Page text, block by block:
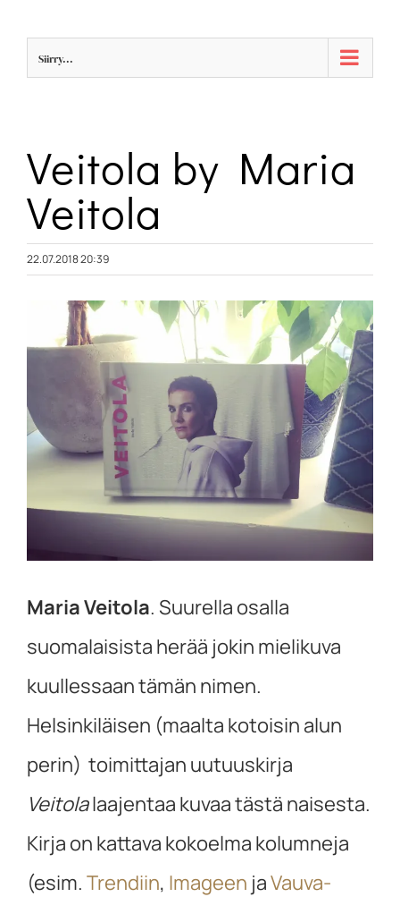
Siirry...
Veitola by Maria
Veitola
22.07.2018 20:39
Katso
kuvaa
isompana
Maria Veitola. Suurella osalla
suomalaisista herää jokin mielikuva
kuullessaan tämän nimen.
Helsinkiläisen (maalta kotoisin alun
perin) toimittajan uutuuskirja
Veitolalaajentaa kuvaa tästä naisesta.
Kirja on kattava kokoelma kolumneja
(esim. Trendiin, Imageen jaVauva-